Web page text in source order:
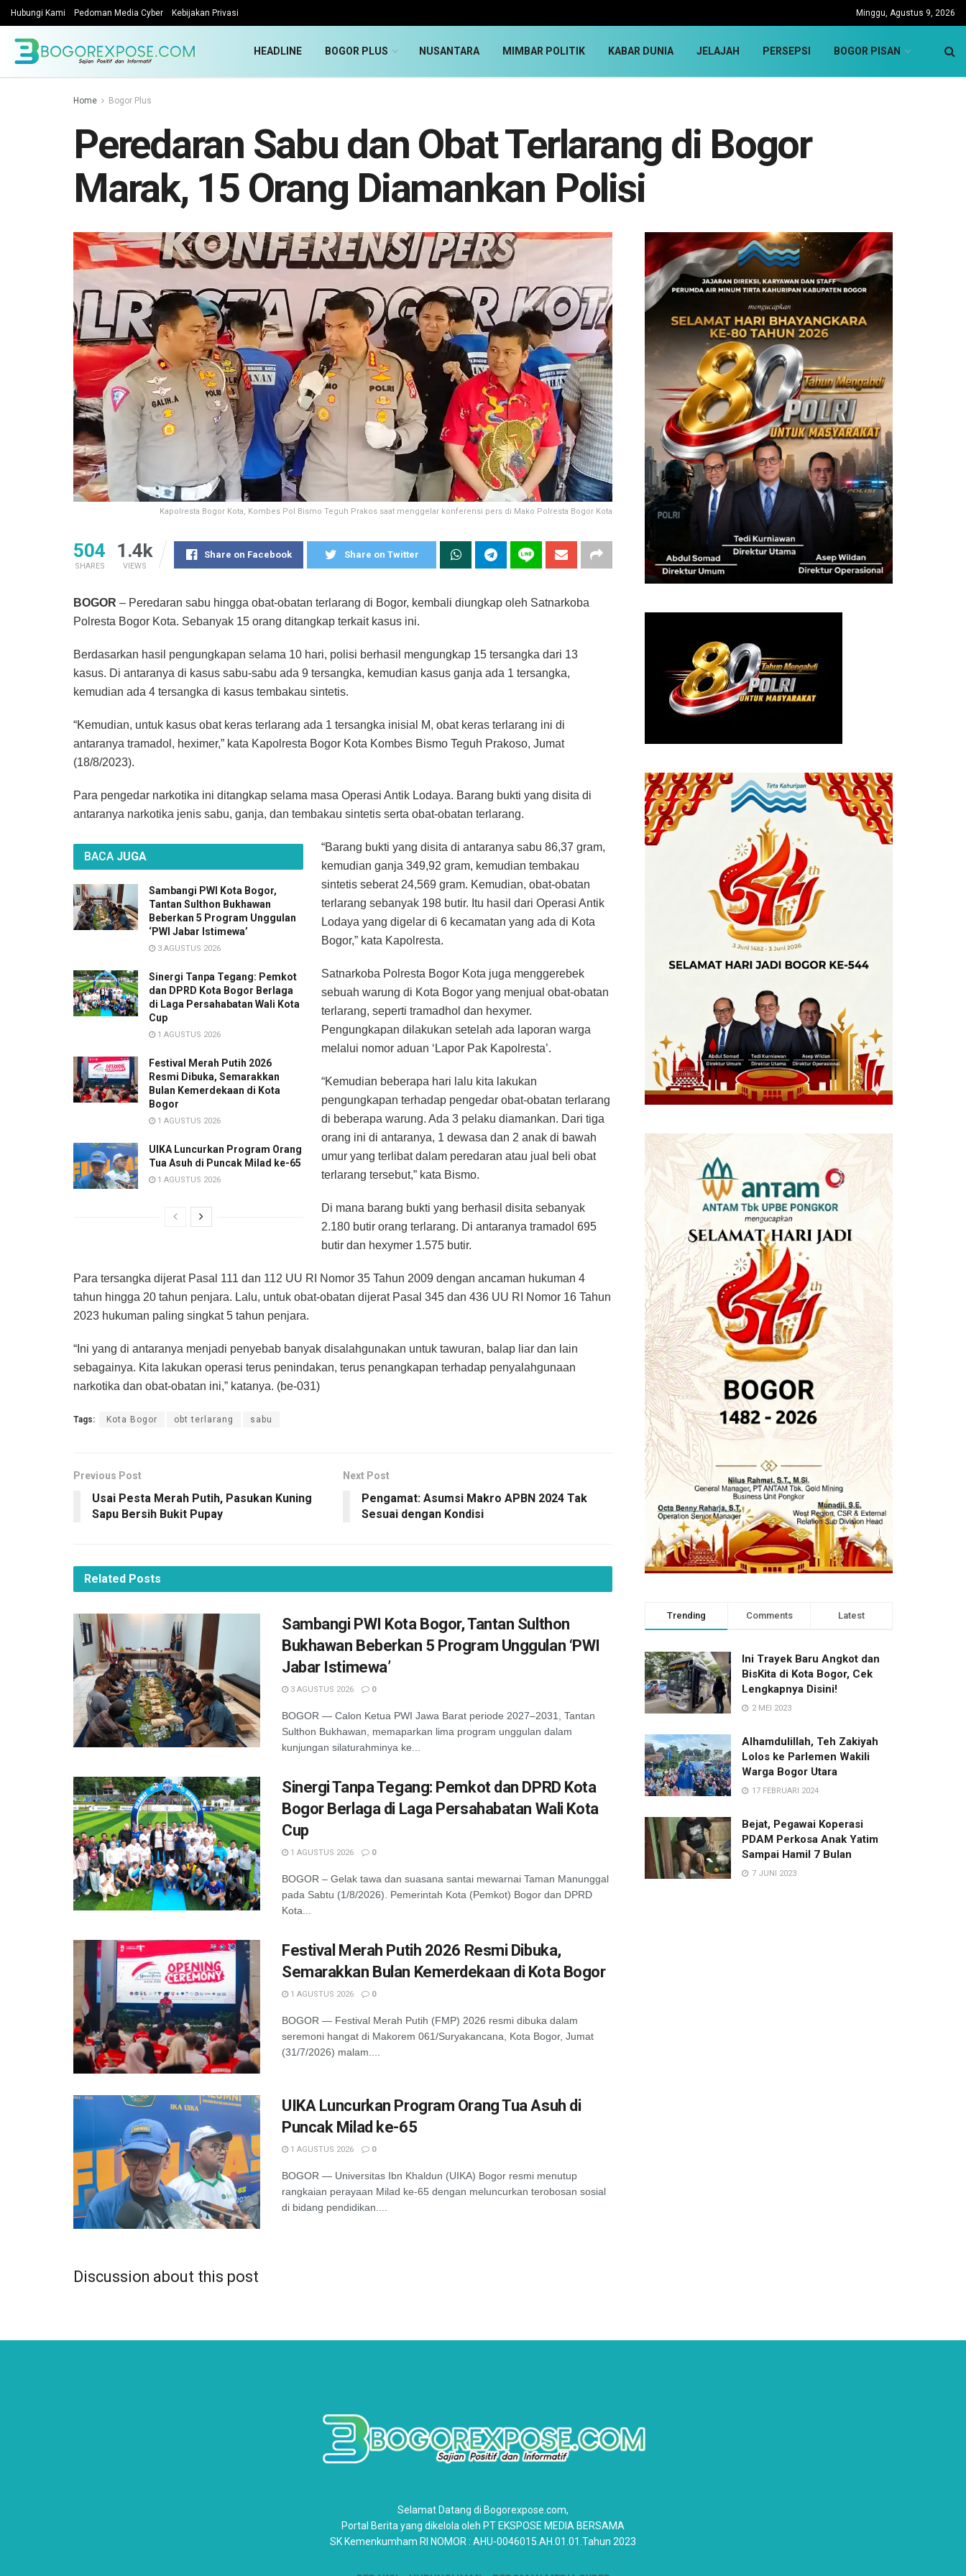
Hubungi Kami Pedoman Media Cyber Kebijakan Privasi Minggu, Agustus 9, 2026
HEADLINE BOGOR PLUS NUSANTARA MIMBAR POLITIK KABAR DUNIA JELAJAH PERSEPSI BOGOR PISAN
Home Bogor Plus
Peredaran Sabu dan Obat Terlarang di Bogor
Marak, 15 Orang Diamankan Polisi
Kapolresta Bogor Kota, Kombes Pol Bismo Teguh Prakos saat menggelar konferensi pers di Mako Polresta Bogor Kota
504
SHARES
1.4k
VIEWS
Share on Facebook Share on Twitter
BOGOR – Peredaran sabu hingga obat-obatan terlarang di Bogor, kembali diungkap oleh Satnarkoba
Polresta Bogor Kota. Sebanyak 15 orang ditangkap terkait kasus ini.
Berdasarkan hasil pengungkapan selama 10 hari, polisi berhasil mengungkap 15 tersangka dari 13
kasus. Di antaranya di kasus sabu-sabu ada 9 tersangka, kemudian kasus ganja ada 1 tersangka,
kemudian ada 4 tersangka di kasus tembakau sintetis.
“Kemudian, untuk kasus obat keras terlarang ada 1 tersangka inisial M, obat keras terlarang ini di
antaranya tramadol, heximer,” kata Kapolresta Bogor Kota Kombes Bismo Teguh Prakoso, Jumat
(18/8/2023).
Para pengedar narkotika ini ditangkap selama masa Operasi Antik Lodaya. Barang bukti yang disita di
antaranya narkotika jenis sabu, ganja, dan tembakau sintetis serta obat-obatan terlarang.
BACA JUGA
Sambangi PWI Kota Bogor,
Tantan Sulthon Bukhawan
Beberkan 5 Program Unggulan
‘PWI Jabar Istimewa’
3 AGUSTUS 2026
Sinergi Tanpa Tegang: Pemkot
dan DPRD Kota Bogor Berlaga
di Laga Persahabatan Wali Kota
Cup
1 AGUSTUS 2026
Festival Merah Putih 2026
Resmi Dibuka, Semarakkan
Bulan Kemerdekaan di Kota
Bogor
1 AGUSTUS 2026
UIKA Luncurkan Program Orang
Tua Asuh di Puncak Milad ke-65
1 AGUSTUS 2026
“Barang bukti yang disita di antaranya sabu 86,37 gram,
kemudian ganja 349,92 gram, kemudian tembakau
sintetis seberat 24,569 gram. Kemudian, obat-obatan
terlarang sebanyak 198 butir. Itu hasil dari Operasi Antik
Lodaya yang digelar di 6 kecamatan yang ada di Kota
Bogor,” kata Kapolresta.
Satnarkoba Polresta Bogor Kota juga menggerebek
sebuah warung di Kota Bogor yang menjual obat-obatan
terlarang, seperti tramadhol dan hexymer.
Pengungkapan dilakukan setelah ada laporan warga
melalui nomor aduan ‘Lapor Pak Kapolresta’.
“Kemudian beberapa hari lalu kita lakukan
pengungkapan terhadap pengedar obat-obatan terlarang
di beberapa warung. Ada 3 pelaku diamankan. Dari tiga
orang ini di antaranya, 1 dewasa dan 2 anak di bawah
umur yang terlibat dalam peredaran atau jual beli obat
terlarang tersebut,” kata Bismo.
Di mana barang bukti yang berhasil disita sebanyak
2.180 butir orang terlarang. Di antaranya tramadol 695
butir dan hexymer 1.575 butir.
Para tersangka dijerat Pasal 111 dan 112 UU RI Nomor 35 Tahun 2009 dengan ancaman hukuman 4
tahun hingga 20 tahun penjara. Lalu, untuk obat-obatan dijerat Pasal 345 dan 436 UU RI Nomor 16 Tahun
2023 hukuman paling singkat 5 tahun penjara.
“Ini yang di antaranya menjadi penyebab banyak disalahgunakan untuk tawuran, balap liar dan lain
sebagainya. Kita lakukan operasi terus penindakan, terus penangkapan terhadap penyalahgunaan
narkotika dan obat-obatan ini,” katanya. (be-031)
Tags: Kota Bogor obt terlarang sabu
Previous Post
Usai Pesta Merah Putih, Pasukan Kuning
Sapu Bersih Bukit Pupay
Next Post
Pengamat: Asumsi Makro APBN 2024 Tak
Sesuai dengan Kondisi
Related Posts
Sambangi PWI Kota Bogor, Tantan Sulthon
Bukhawan Beberkan 5 Program Unggulan ‘PWI
Jabar Istimewa’
3 AGUSTUS 2026 0
BOGOR — Calon Ketua PWI Jawa Barat periode 2027–2031, Tantan
Sulthon Bukhawan, memaparkan lima program unggulan dalam
kunjungan silaturahminya ke...
Sinergi Tanpa Tegang: Pemkot dan DPRD Kota
Bogor Berlaga di Laga Persahabatan Wali Kota
Cup
1 AGUSTUS 2026 0
BOGOR – Gelak tawa dan suasana santai mewarnai Taman Manunggal
pada Sabtu (1/8/2026). Pemerintah Kota (Pemkot) Bogor dan DPRD
Kota...
Festival Merah Putih 2026 Resmi Dibuka,
Semarakkan Bulan Kemerdekaan di Kota Bogor
1 AGUSTUS 2026 0
BOGOR — Festival Merah Putih (FMP) 2026 resmi dibuka dalam
seremoni hangat di Makorem 061/Suryakancana, Kota Bogor, Jumat
(31/7/2026) malam....
UIKA Luncurkan Program Orang Tua Asuh di
Puncak Milad ke-65
1 AGUSTUS 2026 0
BOGOR — Universitas Ibn Khaldun (UIKA) Bogor resmi menutup
rangkaian perayaan Milad ke-65 dengan meluncurkan terobosan sosial
di bidang pendidikan....
Discussion about this post
Trending Comments Latest
Ini Trayek Baru Angkot dan
BisKita di Kota Bogor, Cek
Lengkapnya Disini!
2 MEI 2023
Alhamdulillah, Teh Zakiyah
Lolos ke Parlemen Wakili
Warga Bogor Utara
17 FEBRUARI 2024
Bejat, Pegawai Koperasi
PDAM Perkosa Anak Yatim
Sampai Hamil 7 Bulan
7 JUNI 2023
Selamat Datang di Bogorexpose.com,
Portal Berita yang dikelola oleh PT EKSPOSE MEDIA BERSAMA
SK Kemenkumham RI NOMOR : AHU-0046015.AH.01.01.Tahun 2023